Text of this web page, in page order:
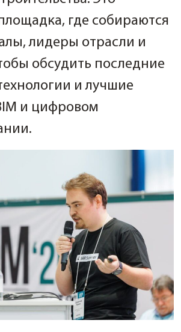
где собираются
лидеры отрасли и
обсудить последние
и лучшие
и цифровом